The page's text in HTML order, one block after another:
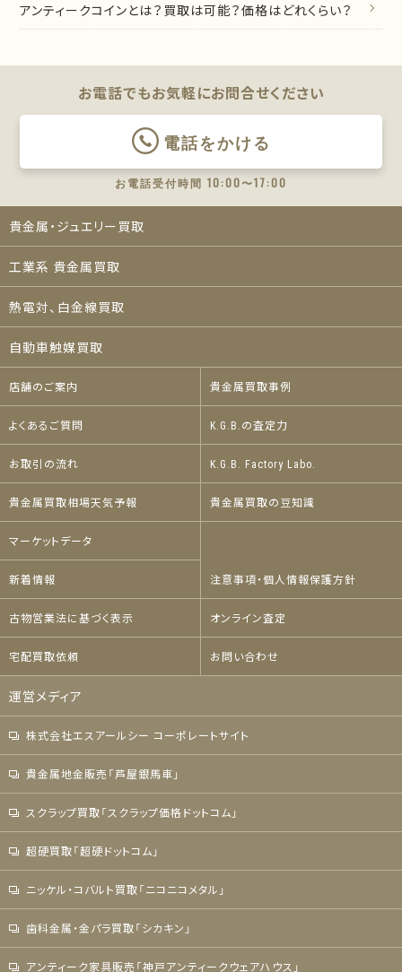
アンティークコインとは？買取は可能？価格はどれくらい？
お電話でもお気軽にお問合せください
電話をかける
お電話受付時間 10:00〜17:00
貴金属・ジュエリー買取
工業系 貴金属買取
熱電対、白金線買取
自動車触媒買取
店舗のご案内 貴金属買取事例
よくあるご質問 K.G.B.の査定力
お取引の流れ K.G.B. Factory Labo.
貴金属買取相場天気予報 貴金属買取の豆知識
マーケットデータ
新着情報 注意事項・個人情報保護方針
古物営業法に基づく表示 オンライン査定
宅配買取依頼 お問い合わせ
運営メディア
株式会社エスアールシー コーポレートサイト
貴金属地金販売「芦屋銀馬車」
スクラップ買取「スクラップ価格ドットコム」
超硬買取「超硬ドットコム」
ニッケル・コバルト買取「ニコニコメタル」
歯科金属・金パラ買取「シカキン」
アンティーク家具販売「神戸アンティークウェアハウス」